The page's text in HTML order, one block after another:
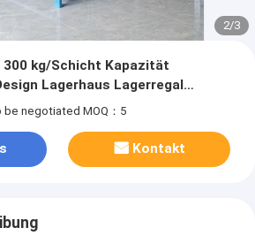
2/3
300 kg/Schicht Kapazität
Lagerhaus Lagerregal
be negotiated MOQ：5
Kontakt